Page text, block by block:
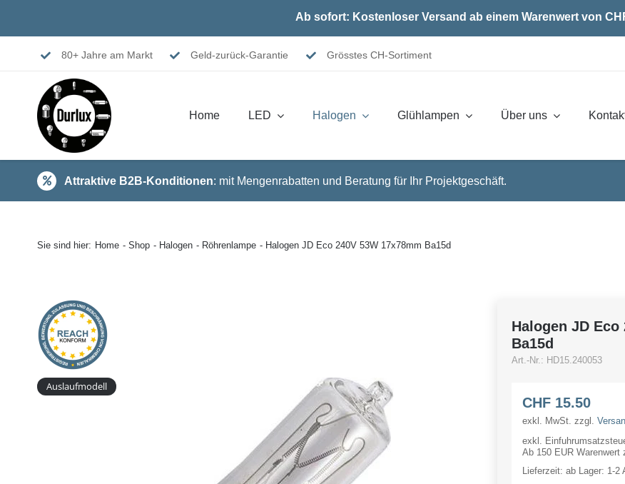
Ab sofort: Kostenloser Versand ab einem Warenwert von
80+ Jahre am Markt Geld-zurück-Garantie Grösstes CH-Sortiment
Home LED Halogen Glühlampen Über uns
Attraktive B2B-Konditionen: mit Mengenrabatten und Beratung für Ihr Projektgeschäft.
Sie sind hier: Home Shop Halogen Röhrenlampe Halogen JD Eco 240V 53W 17x78mm Ba15d
Auslaufmodell
Halogen JD Eco
Ba15d
Art.-Nr.: HD15.240053
CHF15.50
exkl. MwSt. zzgl.
exkl.
Ab 150 EUR Warenwert
Lieferzeit: ab Lager: 1-2